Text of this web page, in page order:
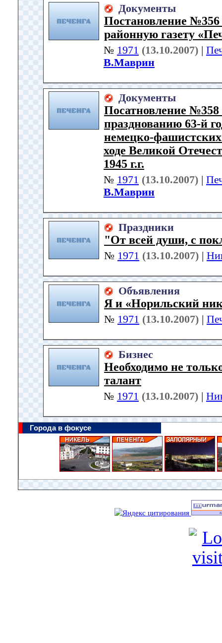
Документы
Постановление №356
районную газету
№ 1971 (13.10.2007) |
В.Маврин
Документы
Посатновление №358
празднованию 63-й
немецко-
ходе Великой
1945 г.г.
№ 1971 (13.10.2007) |
В.Маврин
Праздники
"От всей души, с
№ 1971 (13.10.2007) |
Объявления
Я и «Норильский
№ 1971 (13.10.2007) |
Бизнес
Необходимо не
талант
№ 1971 (13.10.2007) |
Города в фокусе